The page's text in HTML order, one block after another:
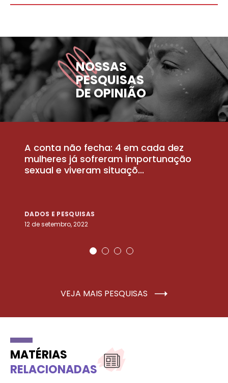
NOSSAS
PESQUISAS
DE OPINIÃO
A conta não fecha: 4 em cada dez
mulheres já sofreram importunação
sexual e viveram situaçõ...
DADOS E PESQUISAS
12 de setembro, 2022
VEJA MAIS PESQUISAS
MATÉRIAS
RELACIONADAS